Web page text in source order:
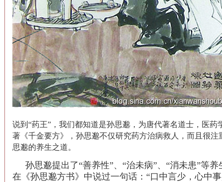
说到“药王”，我们都知道是孙思邈，为唐代著名道士，医药
著《千金要方》，孙思邈不仅研究药方治病救人，而且很
思邈的养生之道。
孙思邈提出了“善养性”、“治未病”、“消未患”等
在《孙思邈方书》中说过一句话：“口中言少，心中